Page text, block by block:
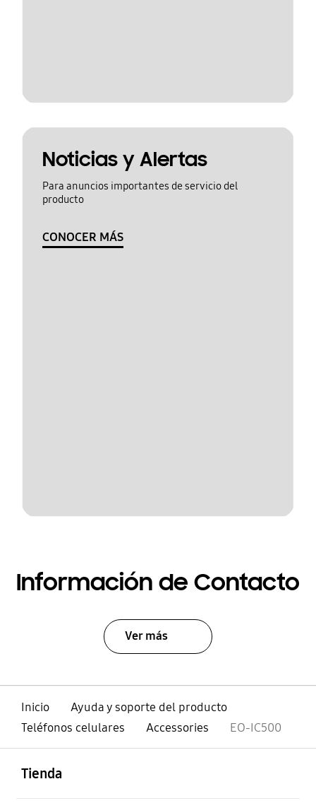
Noticias y Alertas
Para anuncios importantes de servicio del
producto
CONOCER MÁS
Información de Contacto
Ver más
Inicio
Ayuda y soporte del producto
Teléfonos celulares
Accessories EO-IC500
Tienda